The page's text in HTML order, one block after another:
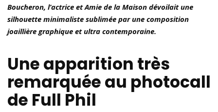
Boucheron, l’actrice et Amie de la Maison dévoilait une
silhouette minimaliste sublimée par une composition
joaillière graphique et ultra contemporaine.
Une apparition très
remarquée au photocall
de Full Phil